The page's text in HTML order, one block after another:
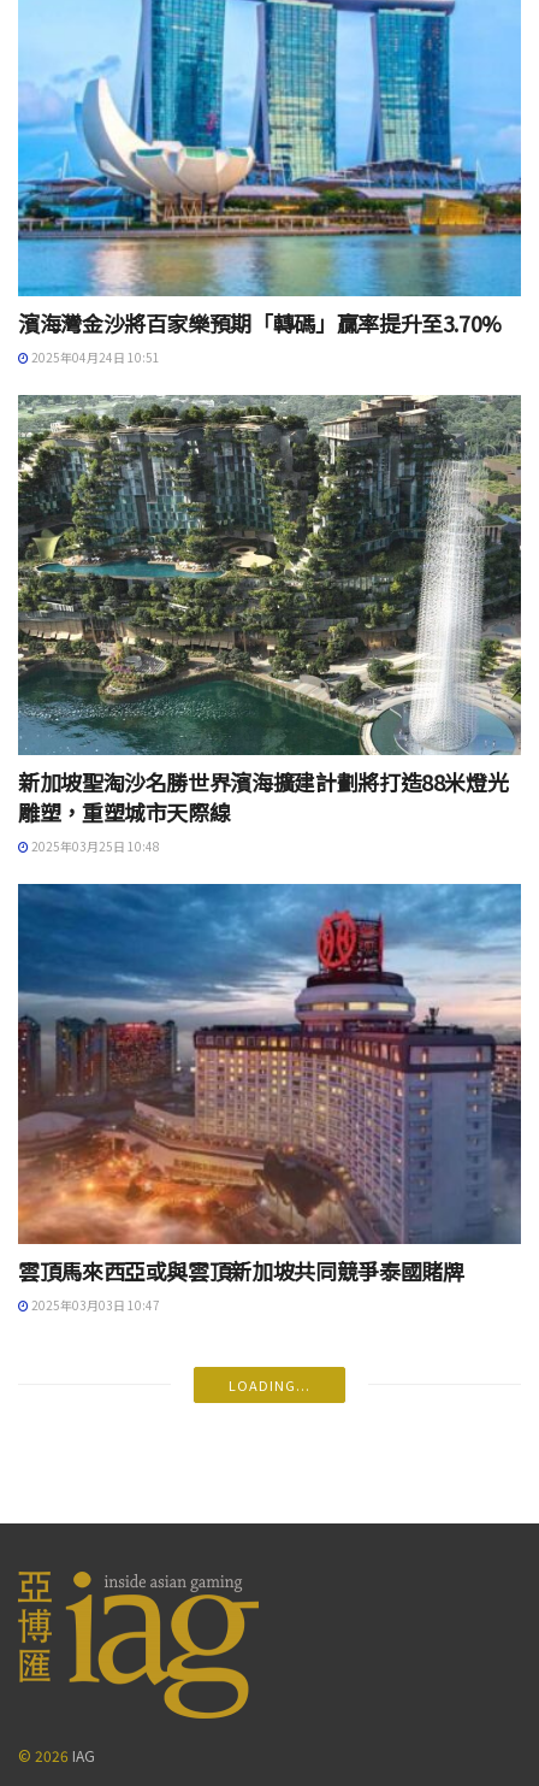
濱海灣金沙將百家樂預期「轉碼」贏率提升至3.70%
2025年04月24日 10:51
新加坡聖淘沙名勝世界濱海擴建計劃將打造88米燈光
雕塑，重塑城市天際線
2025年03月25日 10:48
雲頂馬來西亞或與雲頂新加坡共同競爭泰國賭牌
2025年03月03日 10:47
LOADING...
© 2026 IAG